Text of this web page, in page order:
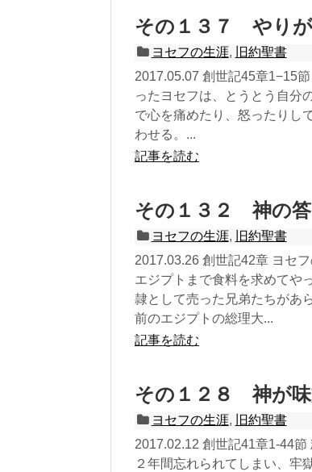
その１３７ やり
ヨセフの生涯,
旧約聖書
2017.05.07 創世記45章1−15
ったヨセフは、とうとう自分
で心を痛めたり、怒ったりし
わせる。...
記事を読む
その１３２ 神の答
ヨセフの生涯,
旧約聖書
2017.03.26 創世記42章 ヨセ
エジプトまで食料を求めてや
隷として売った兄弟たちがあ
前のエジプトの総理大...
記事を読む
その１２８ 神が味
ヨセフの生涯,
旧約聖書
2017.02.12 創世記41章1-44
２年間忘れられてしまい、牢